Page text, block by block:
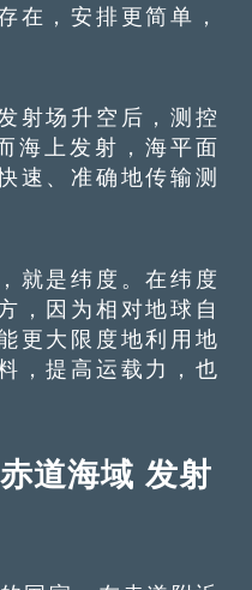
在，安排更简单，
场升空后，测控
海上发射，海平面
速、准确地传输测
是纬度。在纬度
，因为相对地球自
更大限度地利用地
，提高运载力，也
道海域 发射